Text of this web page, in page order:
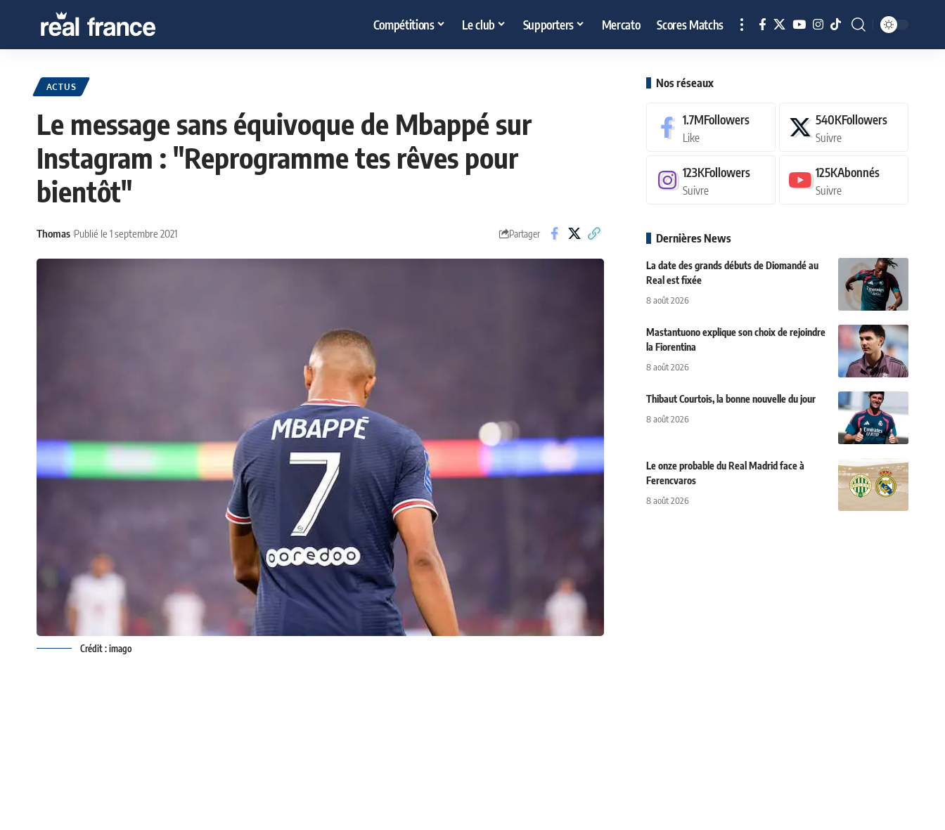
Compétitions Le club Supporters Mercato Scores Matchs
ACTUS
Le message sans équivoque de Mbappé sur
Instagram : "Reprogramme tes rêves pour
bientôt"
Thomas Publié le 1 septembre 2021 Partager
Crédit : imago
Nos réseaux
1.7MFollowers
Like
540KFollowers
Suivre
123KFollowers
Suivre
125KAbonnés
Suivre
Dernières News
La date des grands débuts de Diomandé au
Real est fixée
8 août 2026
Mastantuono explique son choix de rejoindre
la Fiorentina
8 août 2026
Thibaut Courtois, la bonne nouvelle du jour
8 août 2026
Le onze probable du Real Madrid face à
Ferencvaros
8 août 2026